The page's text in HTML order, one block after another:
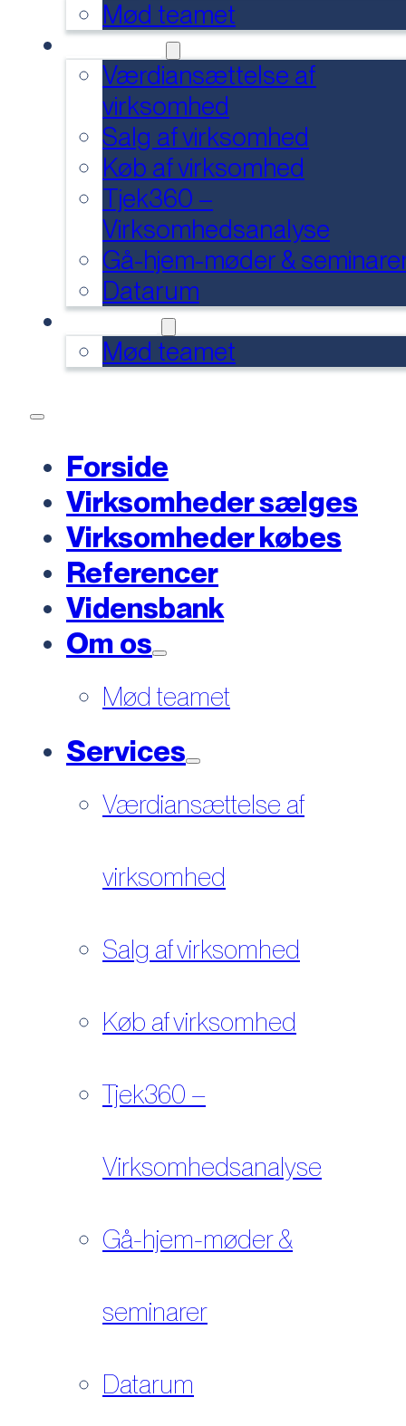
Mød teamet
Værdiansættelse af
virksomhed
Salg af virksomhed
Køb af virksomhed
Tjek360 –
Virksomhedsanalyse
Gå-hjem-møder &
Datarum
Mød teamet
Forside
Virksomheder sælges
Virksomheder købes
Referencer
Vidensbank
Om os
Mød teamet
Services
Værdiansættelse af
virksomhed
Salg af virksomhed
Køb af virksomhed
Tjek360 –
Virksomhedsanalyse
Gå-hjem-møder &
seminarer
Datarum